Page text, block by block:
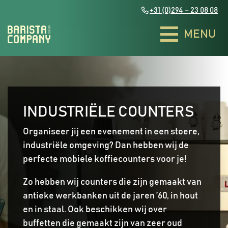
+31 (0)294 – 23 08 08
INDUSTRIËLE COUNTERS
Organiseer jij een evenement in een stoere,
industriële omgeving? Dan hebben wij de
perfecte mobiele koffiecounters voor je!
Zo hebben wij counters die zijn gemaakt van
antieke werkbanken uit de jaren ’60, in hout
en in staal. Ook beschikken wij over
buffetten die gemaakt zijn van zeer oud
Bakfietsen
Bulli & The Ariba
Groovy Coffee truck
Coffee barn
Exclusieve theebar
Smoothies & Juices
Bedrukte koffiebekers
Infused water
Contact
Het team
EN
Bakfietsen
Bulli & The Ariba
Groovy Coffee truck
Coffee barn
Exclusieve theebar
Smoothies & Juices
Bedrukte koffiebekers
Infused water
Contact
Het team
EN